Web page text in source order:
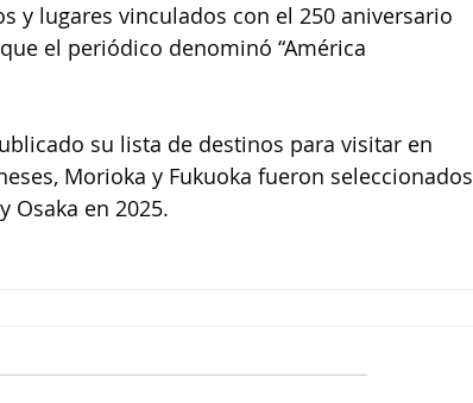
y lugares vinculados con el 250 aniversario
el periódico denominó “América
su lista de destinos para visitar en
Morioka y Fukuoka fueron seleccionados
Osaka en 2025.